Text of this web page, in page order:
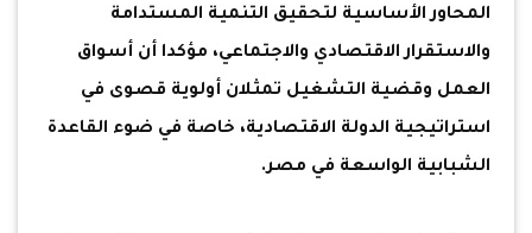
المحاور الأساسية لتحقيق التنمية المستدامة
والاستقرار الاقتصادي والاجتماعي، مؤكدا أن أسواق
العمل وقضية التشغيل تمثلان أولوية قصوى في
استراتيجية الدولة الاقتصادية، خاصة في ضوء القاعدة
الشبابية الواسعة في مصر.